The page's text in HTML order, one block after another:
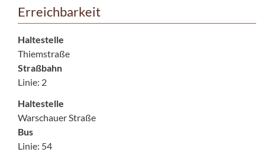
Erreichbarkeit
Haltestelle
Thiemstraße
Straßbahn
Linie: 2
Haltestelle
Warschauer Straße
Bus
Linie: 54